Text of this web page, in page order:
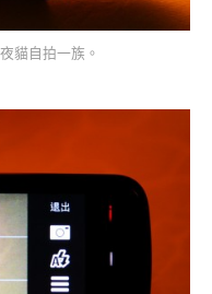
貓自拍一族。